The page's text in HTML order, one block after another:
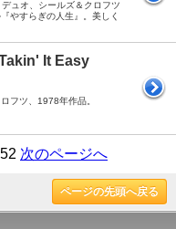
ュオ、シールズ＆クロフツ
やすらぎの人生』。美しく
It Easy
フツ、1978年作品。
次のページへ
ページの先頭へ戻る